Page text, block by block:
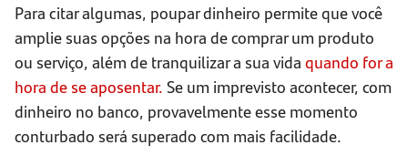
Para citar algumas, poupar dinheiro permite que você
amplie suas opções na hora de comprar um produto
ou serviço, além de tranquilizar a sua vida quando for a
hora de se aposentar. Se um imprevisto acontecer, com
dinheiro no banco, provavelmente esse momento
conturbado será superado com mais facilidade.